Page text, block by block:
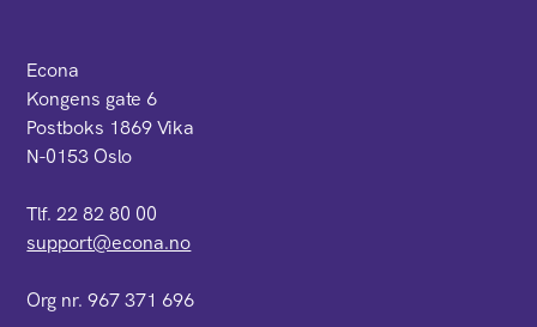
Econa
Kongens gate 6
Postboks 1869 Vika
N-0153 Oslo
Tlf. 22 82 80 00
support@econa.no
Org nr. 967 371 696